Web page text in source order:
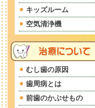
キッズルーム
空気清浄機
むし歯の原因
歯周病とは
前歯のかぶせもの